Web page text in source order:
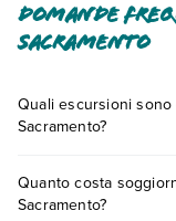
Domande
Sacramento
Quali escursioni
Sacramento?
presso Hyatt
sezione dedicata
Quanto costa
Sacramento?